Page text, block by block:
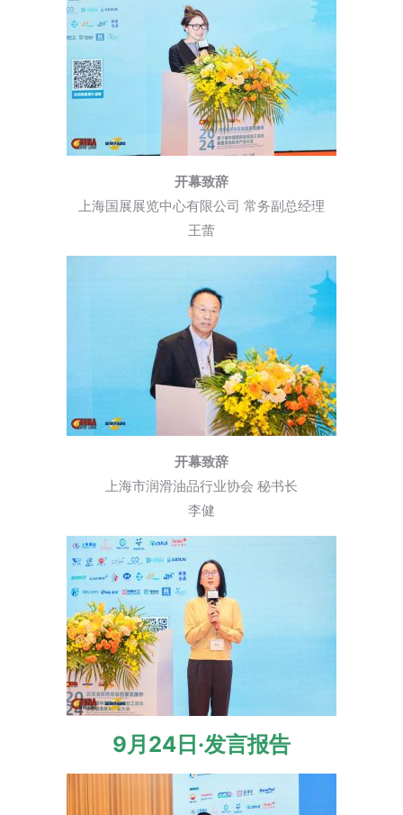
开幕致辞
上海国展展览中心有限公司 常务副总经理
王蕾
开幕致辞
上海市润滑油品行业协会 秘书长
李健
9月24日·发言报告